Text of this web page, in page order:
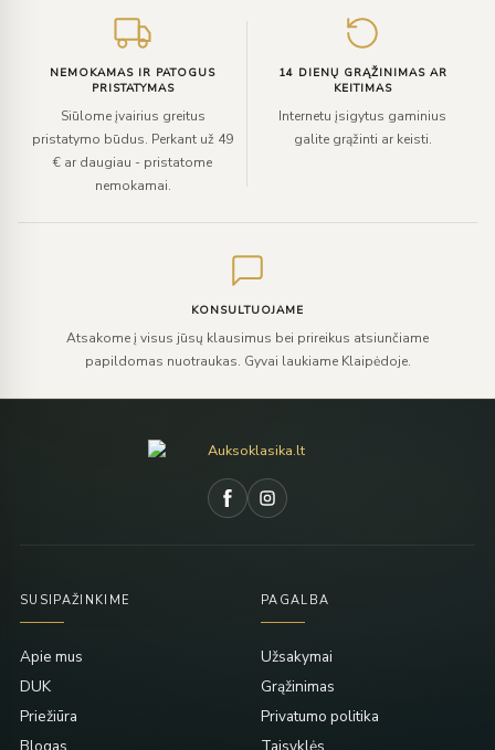
NEMOKAMAS IR PATOGUS
PRISTATYMAS
Siūlome įvairius greitus
pristatymo būdus. Perkant už 49
€ ar daugiau - pristatome
nemokamai.
14 DIENŲ GRĄŽINIMAS AR
KEITIMAS
Internetu įsigytus gaminius
galite grąžinti ar keisti.
KONSULTUOJAME
Atsakome į visus jūsų klausimus bei prireikus atsiunčiame
papildomas nuotraukas. Gyvai laukiame Klaipėdoje.
SUSIPAŽINKIME
Apie mus
DUK
Priežiūra
Blogas
PAGALBA
Užsakymai
Grąžinimas
Privatumo politika
Taisyklės